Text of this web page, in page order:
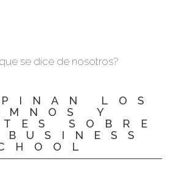
se dice de nosotros?
LOS
Y
SOBRE
BUSINESS